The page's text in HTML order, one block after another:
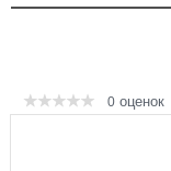
0 оценок
Опции и